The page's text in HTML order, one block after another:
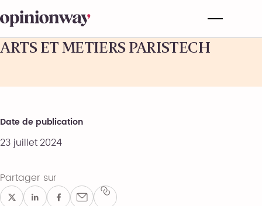
ARTS ET METIERS PARISTECH
Date de publication
23 juillet 2024
Partager sur